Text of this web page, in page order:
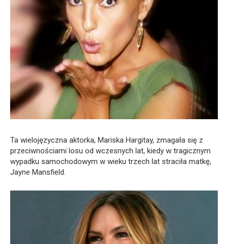
Ta wielojęzyczna aktorka, Mariska Hargitay, zmagała się z
przeciwnościami losu od wczesnych lat, kiedy w tragicznym
wypadku samochodowym w wieku trzech lat straciła matkę,
Jayne Mansfield.